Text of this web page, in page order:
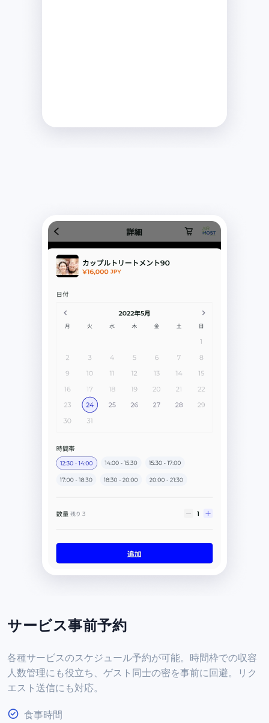
サービス事前予約
各種サービスのスケジュール予約が可能。時間枠での収容
人数管理にも役立ち、ゲスト同士の密を事前に回避。リク
エスト送信にも対応。
食事時間